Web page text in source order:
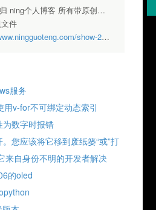
特殊说明，本文版权归 ning个人博客 所有带原创标签请勿转载，转载请注明出处.
件
show-209.html
服务
v-for不可绑定动态索引
数字时报错
您应该将它移到废纸篓“或”打
来自身份不明的开发者解决
的oled